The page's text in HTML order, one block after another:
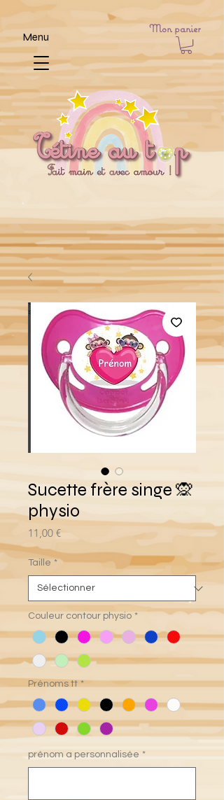
Mon panier
Menu
Sucette frère singe 🙊
physio
11,00 €Prix
Taille *
Couleur contour physio *
Prénoms tt *
prénom a personnalisée *